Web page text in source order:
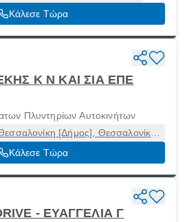
Κάλεσε Τώρα
Κ Ν ΚΑΙ ΣΙΑ ΕΠΕ
Πλυντηρίων Αυτοκινήτων
[Δήμος], Θεσσαλονίκη,
54627
Κάλεσε Τώρα
- ΕΥΑΓΓΕΛΙΑ Γ